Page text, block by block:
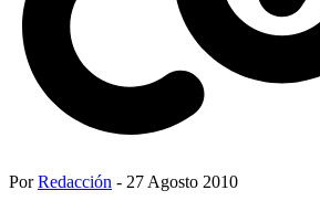
PorRedacción - 27 Agosto 2010